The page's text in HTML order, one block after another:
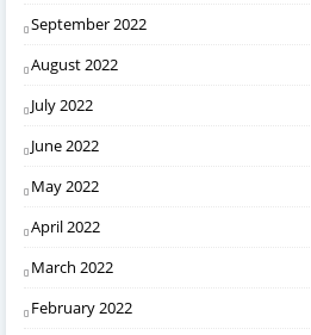
September 2022
August 2022
July 2022
June 2022
May 2022
April 2022
March 2022
February 2022